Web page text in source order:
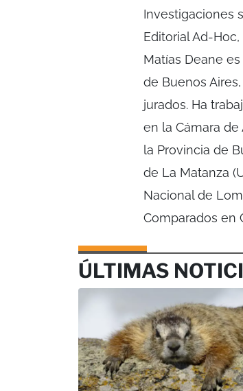
Investigaciones
Editorial Ad-Hoc,
Matías Deane
de Buenos
jurados. Ha
en la Cámara
la Provincia de
de La Matanza
Nacional de
Comparados en
ÚLTIMAS